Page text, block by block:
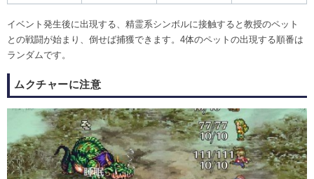
イベント発生後に出現する、精霊系シンボルに接触すると教授のペット
との戦闘が始まり、倒せば捕獲できます。4体のペットの出現する順番は
ランダムです。
ムクチャーに注意